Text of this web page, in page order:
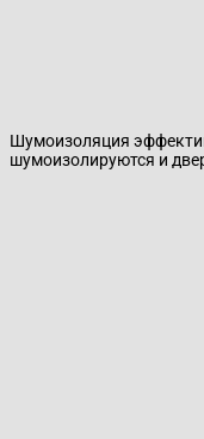
Шумоизоляция
шумоизолируются и